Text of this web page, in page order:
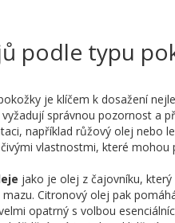
podle typu
je klíčem k dosažení
správnou pozornost a
například růžový olej nebo
vlastnostmi, které
jako je olej z čajovníku,
Citronový olej pak
opatrný s volbou